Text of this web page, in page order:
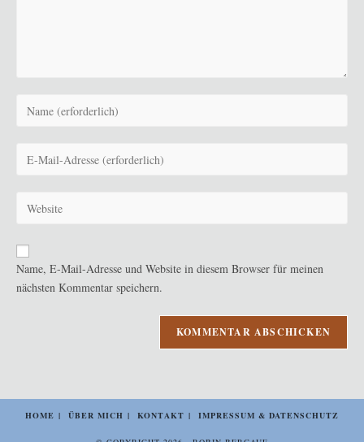
oder
Kommentieren
Mail-
zum
Kommentieren
ein
URL
ein
(optional)
Name, E-Mail-Adresse und Website in diesem Browser für meinen
nächsten Kommentar speichern.
HOME ÜBER MICH KONTAKT IMPRESSUM & DATENSCHUTZ